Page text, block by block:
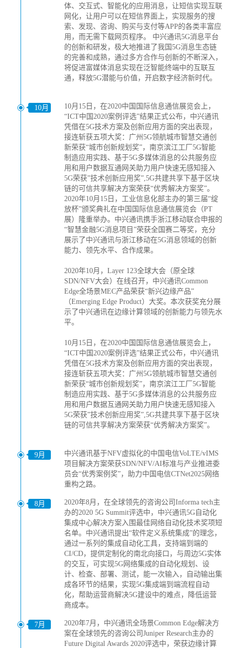
体、交互式、智能化的应用消息，让短信实现互联
网化，让用户可以在短信界面上，实现服务的搜
索、发现、咨询、购买与支付等APP的各类丰富应
用，而无需下载网页程序。 中兴通讯5G消息平台
的创新和研发，极大地推进了我国5G消息生态链
的完善和成熟，通过多方合作与创新的不断深入，
将促进富媒体消息实现在泛智能终端中的互联互
通，释放5G潜能与价值，开启数字经济新时代。
10月
10月15日，在2020中国国际信息通信展览会上，
“ICT中国2020案例评选”结果正式公布，中兴通讯
凭借在5G技术方案及创新应用方面的突出表现，
接连斩获五项大奖：广州5G领航城市智慧交通创
新荣获“城市创新规划奖”，南京滨江工厂5G智能
制造应用实践、基于5G多媒体消息的公共服务应
用和用户数据互通网关助力用户快速无感知接入
5G荣获”技术创新应用奖”,5G共建共享下基于区块
链的可信共享解决方案荣获“优秀解决方案奖”。
2020年10月15日，工业信息化部主办的第三届“绽
放杯”颁奖典礼在中国国际信息通信展览会（PT
展）隆重举办。中兴通讯携手浙江移动联合申报的
“智慧金融5G消息项目”荣获全国赛二等奖，充分
展示了中兴通讯与浙江移动在5G消息领域的创新
能力、领先水平、合作成果。
2020年10月，Layer 123全球大会（原全球
SDN/NFV大会）在线召开，中兴通讯Common
Edge全场景MEC产品荣获“新兴边缘产品”
（Emerging Edge Product）大奖。本次获奖充分展
示了中兴通讯在边缘计算领域的创新能力与领先水
平。
10月15日，在2020中国国际信息通信展览会上，
“ICT中国2020案例评选”结果正式公布，中兴通讯
凭借在5G技术方案及创新应用方面的突出表现，
接连斩获五项大奖：广州5G领航城市智慧交通创
新荣获“城市创新规划奖”，南京滨江工厂5G智能
制造应用实践、基于5G多媒体消息的公共服务应
用和用户数据互通网关助力用户快速无感知接入
5G荣获”技术创新应用奖”,5G共建共享下基于区块
链的可信共享解决方案荣获“优秀解决方案奖”。
9月
中兴通讯基于NFV虚拟化的中国电信VoLTE/vIMS
项目解决方案荣获SDN/NFV/AI标准与产业推进委
员会“优秀案例奖”，助力中国电信CTNet2025网络
重构之路。
8月
2020年8月，在全球领先的咨询公司Informa tech主
办的2020 5G Summit评选中，中兴通讯5G自动化
集成中心解决方案入围最佳网络自动化技术奖项短
名单。中兴通讯提出“软件定义系统集成”的理念，
通过一系列的集成自动化工具，支持端到端的
CI/CD，提供定制化的南北向接口，与周边5G实体
的交互，可实现5G网络集成的自动化规划、设
计、检查、部署、测试，能一次输入，自动输出集
成各环节的结果，实现5G集成端到端流程自动
化，帮助运营商解决5G建设中的难点，降低运营
商成本。
7月
2020年7月，中兴通讯全场景Common Edge解决方
案在全球领先的咨询公司Juniper Research主办的
Future Digital Awards 2020评选中，荣获边缘计算